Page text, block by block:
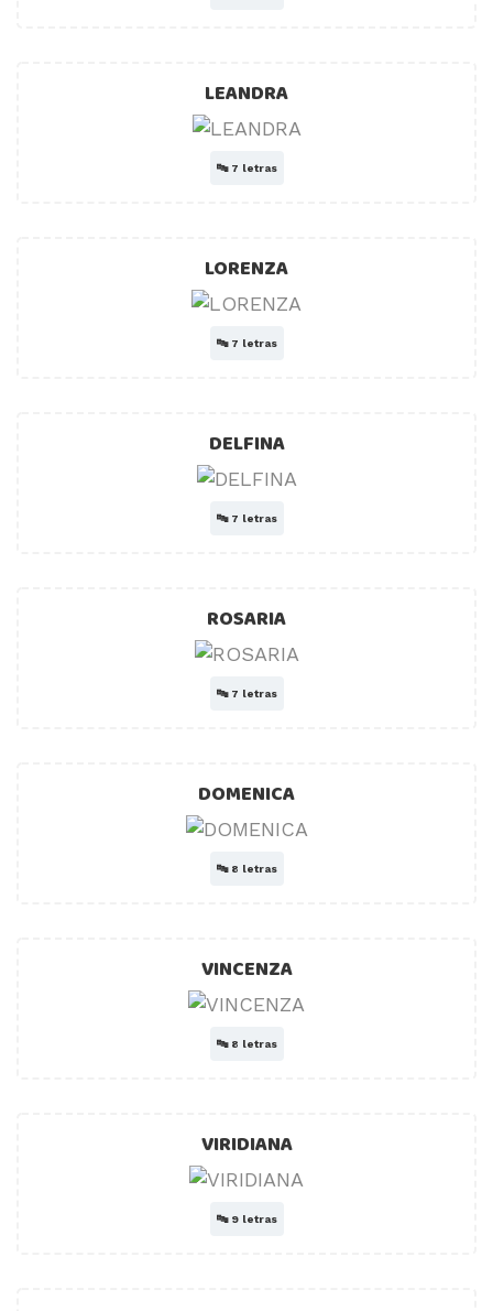
LEANDRA
🔤 7 letras
LORENZA
🔤 7 letras
DELFINA
🔤 7 letras
ROSARIA
🔤 7 letras
DOMENICA
🔤 8 letras
VINCENZA
🔤 8 letras
VIRIDIANA
🔤 9 letras